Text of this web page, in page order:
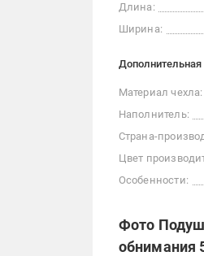
Длина:
Ширина:
Материал чехла:
Наполнитель:
Страна-
Цвет
Особенности:
Фото
обнимания